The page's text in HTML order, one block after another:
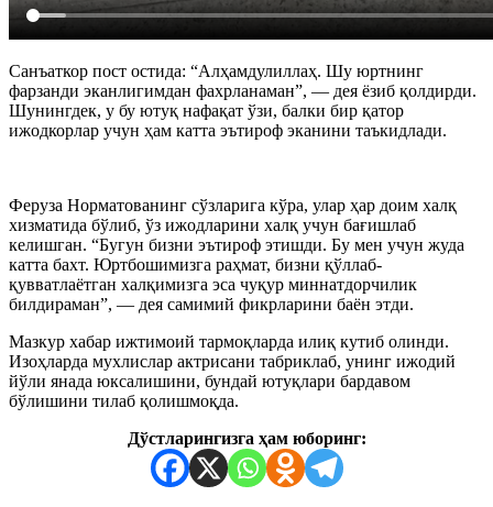
Санъаткор пост остида: “Алҳамдулиллаҳ. Шу юртнинг
фарзанди эканлигимдан фахрланаман”, — дея ёзиб қолдирди.
Шунингдек, у бу ютуқ нафақат ўзи, балки бир қатор
ижодкорлар учун ҳам катта эътироф эканини таъкидлади.
Феруза Норматованинг сўзларига кўра, улар ҳар доим халқ
хизматида бўлиб, ўз ижодларини халқ учун бағишлаб
келишган. “Бугун бизни эътироф этишди. Бу мен учун жуда
катта бахт. Юртбошимизга раҳмат, бизни қўллаб-
қувватлаётган халқимизга эса чуқур миннатдорчилик
билдираман”, — дея самимий фикрларини баён этди.
Мазкур хабар ижтимоий тармоқларда илиқ кутиб олинди.
Изоҳларда мухлислар актрисани табриклаб, унинг ижодий
йўли янада юксалишини, бундай ютуқлари бардавом
бўлишини тилаб қолишмоқда.
Дўстларингизга ҳам юборинг: